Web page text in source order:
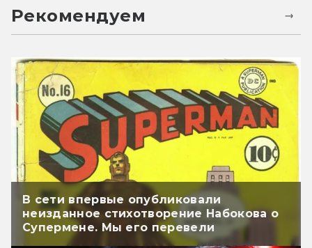
Рекомендуем
В сети впервые опубликовали
неизданное стихотворение Набокова о
Супермене. Мы его перевели